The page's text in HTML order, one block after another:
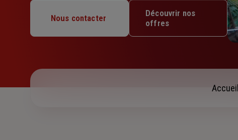
Mardi : 09h – 12h30 / 14h – 17h30
Mercredi : 09h – 12h30 / 14h – 17h30
Jeudi : 09h – 12h30 / 14h – 17h30
Nous contacter
Découvrir nos
offres
Accueil